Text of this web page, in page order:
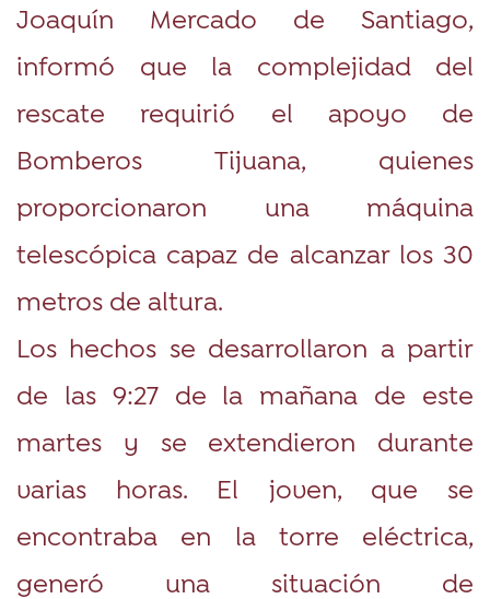
Joaquín Mercado de Santiago,
informó que la complejidad del
rescate requirió el apoyo de
Bomberos Tijuana, quienes
proporcionaron una máquina
telescópica capaz de alcanzar los 30
metros de altura.
Los hechos se desarrollaron a partir
de las 9:27 de la mañana de este
martes y se extendieron durante
varias horas. El joven, que se
encontraba en la torre eléctrica,
generó una situación de